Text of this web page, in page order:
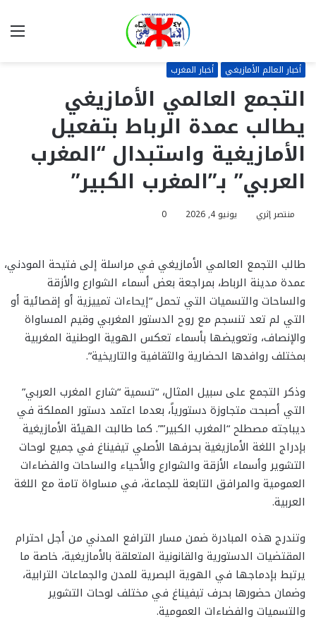
أخبار العالم الأمازيغي أخبار المغرب
التجمع العالمي الأمازيغي
يطالب عمدة الرباط بتفعيل
الأمازيغية واستبدال “المغرب
العربي” بـ”المغرب الكبير”
منتصر إثري يونيو 4, 2026 0
طالب التجمع العالمي الأمازيغي في مراسلة إلى فتيحة المودني،
عمدة مدينة الرباط، بمراجعة بعض أسماء الشوارع والأزقة
والساحات والتسميات التي تحمل “إيحاءات تمييزية أو إقصائية أو
التي لم تعد تنسجم مع روح الدستور المغربي وقيم المساواة
والإنصاف، وتعويضها بأسماء تعكس الهوية الوطنية المغربية
بمختلف روافدها الحضارية والثقافية والتاريخية”.
وذكر التجمع على سبيل المثال، “تسمية “شارع المغرب العربي”
التي أصبحت متجاوزة دستورياً، بعدما اعتمد دستور المملكة في
ديباجته مصطلح “المغرب الكبير””. كما طالبت الهيئة الأمازيغية
بإدراج اللغة الأمازيغية بحرفها الأصلي تيفيناغ في جميع لوحات
التشوير وأسماء الأزقة والشوارع والأحياء والساحات والفضاءات
العمومية والمرافق التابعة للجماعة، في مساواة تامة مع اللغة
العربية.
وتندرج هذه المبادرة ضمن مسار الترافع المدني من أجل احترام
المقتضيات الدستورية والقانونية المتعلقة بالأمازيغية، خاصة ما
يرتبط بإدماجها في الهوية البصرية للمدن والجماعات الترابية،
وضمان حضورها بحرف تيفيناغ في مختلف لوحات التشوير
والتسميات والفضاءات العمومية.